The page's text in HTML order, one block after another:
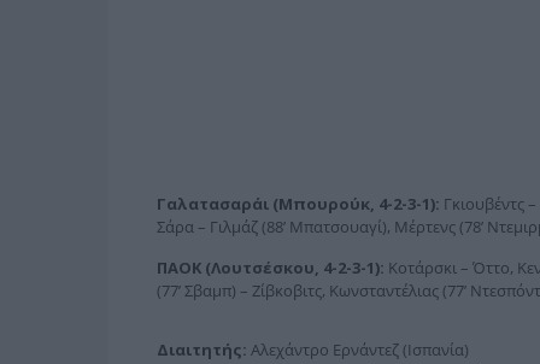
Γαλατασαράι (Μπουρούκ, 4-2-3-1): Γκιουβέντς
Σάρα – Γιλμάζ (88’ Μπατσουαγί), Μέρτενς (78’
ΠΑΟΚ (Λουτσέσκου, 4-2-3-1): Κοτάρσκι – Όττο,
(77’ Σβαμπ) – Ζίβκοβιτς, Κωνσταντέλιας (77’
Διαιτητής: Αλεχάντρο Ερνάντεζ (Ισπανία)